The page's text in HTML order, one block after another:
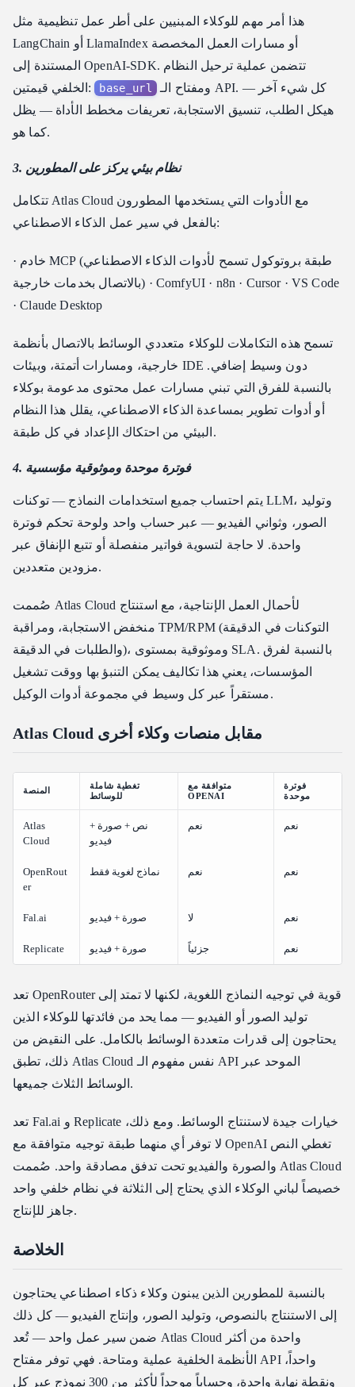
هذا أمر مهم للوكلاء المبنيين على أطر عمل تنظيمية مثل
LangChain أو LlamaIndex أو مسارات العمل المخصصة
المستندة إلى OpenAI-SDK. تتضمن عملية ترحيل النظام
الخلفي قيمتين: base_url ومفتاح الـ API. كل شيء آخر —
هيكل الطلب، تنسيق الاستجابة، تعريفات مخطط الأداة — يظل
كما هو.
3. نظام بيئي يركز على المطورين
تتكامل Atlas Cloud مع الأدوات التي يستخدمها المطورون
بالفعل في سير عمل الذكاء الاصطناعي:
· خادم MCP (طبقة بروتوكول تسمح لأدوات الذكاء الاصطناعي
بالاتصال بخدمات خارجية) · ComfyUI · n8n · Cursor · VS Code
· Claude Desktop
تسمح هذه التكاملات للوكلاء متعددي الوسائط بالاتصال بأنظمة
خارجية، ومسارات أتمتة، وبيئات IDE دون وسيط إضافي.
بالنسبة للفرق التي تبني مسارات عمل محتوى مدعومة بوكلاء
أو أدوات تطوير بمساعدة الذكاء الاصطناعي، يقلل هذا النظام
البيئي من احتكاك الإعداد في كل طبقة.
4. فوترة موحدة وموثوقية مؤسسية
يتم احتساب جميع استخدامات النماذج — توكنات LLM، وتوليد
الصور، وثواني الفيديو — عبر حساب واحد ولوحة تحكم فوترة
واحدة. لا حاجة لتسوية فواتير منفصلة أو تتبع الإنفاق عبر
مزودين متعددين.
صُممت Atlas Cloud لأحمال العمل الإنتاجية، مع استنتاج
منخفض الاستجابة، ومراقبة TPM/RPM (التوكنات في الدقيقة
والطلبات في الدقيقة)، وموثوقية بمستوى SLA. بالنسبة لفرق
المؤسسات، يعني هذا تكاليف يمكن التنبؤ بها ووقت تشغيل
مستقراً عبر كل وسيط في مجموعة أدوات الوكيل.
Atlas Cloud مقابل منصات وكلاء أخرى
المنصة
تغطية شاملة
للوسائط
متوافقة مع
OPENAI
فوترة
موحدة
Atlas
Cloud
نص + صورة +
فيديو
نعم نعم
OpenRout
er
نماذج لغوية فقط نعم نعم
Fal.ai صورة + فيديو لا نعم
Replicate صورة + فيديو جزئياً نعم
تعد OpenRouter قوية في توجيه النماذج اللغوية، لكنها لا تمتد إلى
توليد الصور أو الفيديو — مما يحد من فائدتها للوكلاء الذين
يحتاجون إلى قدرات متعددة الوسائط بالكامل. على النقيض من
ذلك، تطبق Atlas Cloud نفس مفهوم الـ API الموحد عبر
الوسائط الثلاث جميعها.
تعد Fal.ai و Replicate خيارات جيدة لاستنتاج الوسائط. ومع ذلك،
لا توفر أي منهما طبقة توجيه متوافقة مع OpenAI تغطي النص
والصورة والفيديو تحت تدفق مصادقة واحد. صُممت Atlas Cloud
خصيصاً لباني الوكلاء الذي يحتاج إلى الثلاثة في نظام خلفي واحد
جاهز للإنتاج.
الخلاصة
بالنسبة للمطورين الذين يبنون وكلاء ذكاء اصطناعي يحتاجون
إلى الاستنتاج بالنصوص، وتوليد الصور، وإنتاج الفيديو — كل ذلك
ضمن سير عمل واحد — تُعد Atlas Cloud واحدة من أكثر
الأنظمة الخلفية عملية ومتاحة. فهي توفر مفتاح API واحداً،
ونقطة نهاية واحدة، وحساباً موحداً لأكثر من 300 نموذج عبر كل